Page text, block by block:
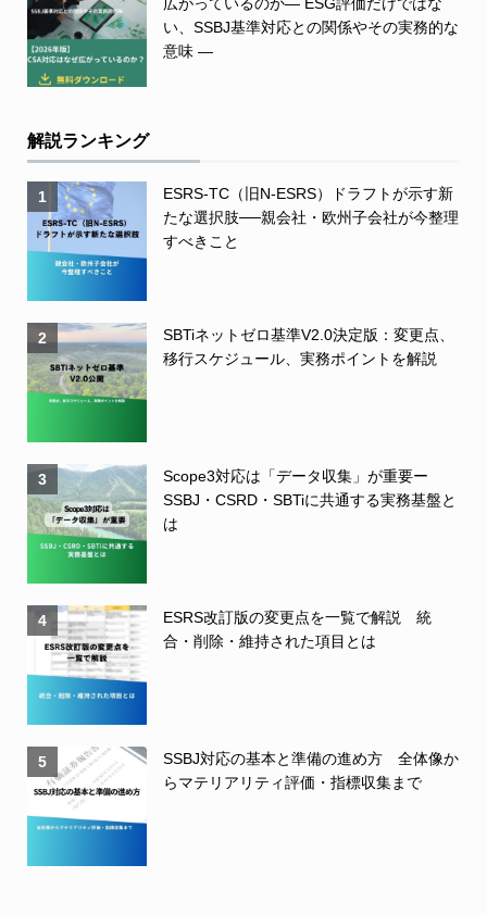
い、SSBJ基準対応との関係やその実務的な
意味 ―
解説ランキング
1
ESRS-TC（旧N-ESRS）ドラフトが示す新
たな選択肢──親会社・欧州子会社が今整理
すべきこと
2
SBTiネットゼロ基準V2.0決定版：変更点、
移行スケジュール、実務ポイントを解説
3
Scope3対応は「データ収集」が重要ー
SSBJ・CSRD・SBTiに共通する実務基盤と
は
4
ESRS改訂版の変更点を一覧で解説 統
合・削除・維持された項目とは
5
SSBJ対応の基本と準備の進め方 全体像か
らマテリアリティ評価・指標収集まで